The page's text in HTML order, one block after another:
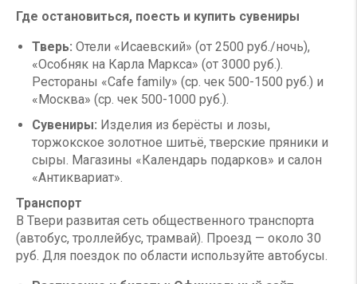
Где остановиться, поесть и купить сувениры
Тверь: Отели «Исаевский» (от 2500 руб./ночь),
«Особняк на Карла Маркса» (от 3000 руб.).
Рестораны «Cafe family» (ср. чек 500-1500 руб.) и
«Москва» (ср. чек 500-1000 руб.).
Сувениры: Изделия из берёсты и лозы,
торжокское золотное шитьё, тверские пряники и
сыры. Магазины «Календарь подарков» и салон
«Антиквариат».
Транспорт
В Твери развитая сеть общественного транспорта
(автобус, троллейбус, трамвай). Проезд — около 30
руб. Для поездок по области используйте автобусы.